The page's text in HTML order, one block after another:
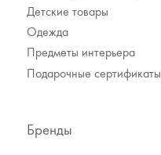
Детские товары
Одежда
Предметы интерьера
Подарочные сертификаты
Бренды